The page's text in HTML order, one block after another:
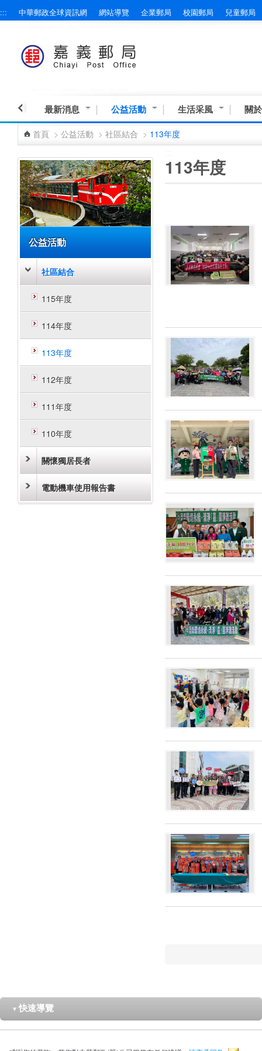
跳到主要內容區塊
::: 中華郵政全球資訊網 網站導覽 企業郵局 校園郵局 兒童郵局
最新消息 公益活動 生活采風 關
首頁 > 公益活動 > 社區結合 > 113年度
公益活動
社區結合
115年度
114年度
113年度
112年度
111年度
110年度
關懷獨居長者
電動機車使用報告書
113年度
▼ 快速導覽